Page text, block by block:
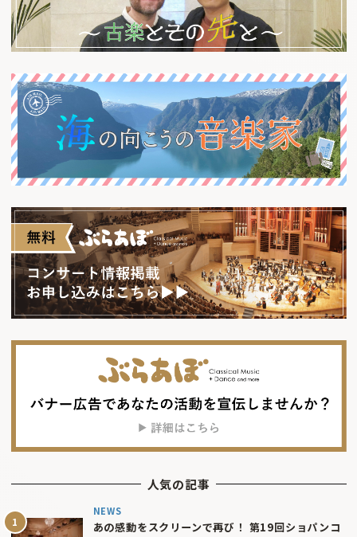
人気の記事
NEWS
あの感動をスクリーンで再び！ 第19回ショパンコ